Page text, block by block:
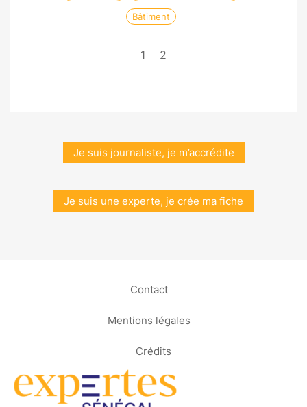
Bâtiment
1 2
Je suis journaliste, je m’accrédite
Je suis une experte, je crée ma fiche
Contact
Mentions légales
Crédits